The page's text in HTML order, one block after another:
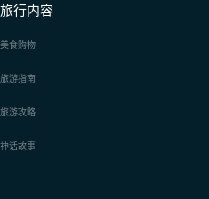
旅行内容
美食购物
旅游指南
旅游攻略
神话故事